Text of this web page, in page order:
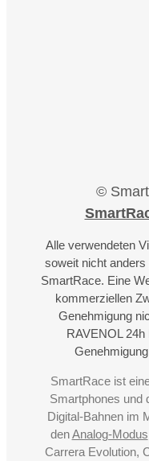
©
Alle verwendeten
soweit nicht
SmartRace. Eine
kommerziellen
Genehmigung
RAVENOL
SmartRace ist
Smartphones und
Digital-Bahnen im
denAnalog-Modus
Carrera Evolution,